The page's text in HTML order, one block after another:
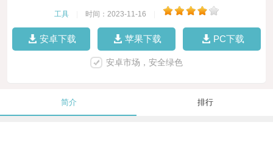
工具 时间：2023-11-16
安卓下载 苹果下载 PC下载
安卓市场，安全绿色
简介 排行